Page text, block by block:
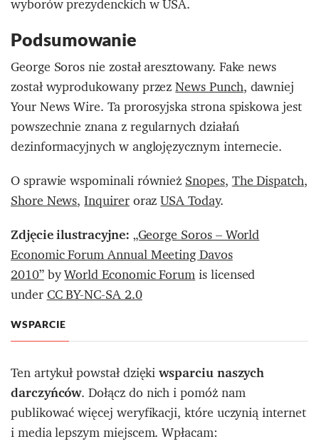
Podsumowanie
George Soros nie został aresztowany. Fake news
został wyprodukowany przezNews Punch, dawniej
Your News Wire. Ta prorosyjska strona spiskowa jest
powszechnie znana z regularnych działań
dezinformacyjnych w anglojęzycznym internecie.
O sprawie wspominali równieżSnopes,The Dispatch,
Shore News,InquirerorazUSA Today.
Zdjęcie ilustracyjne:„George Soros – World
Economic Forum Annual Meeting Davos
2010”byWorld Economic Forumis licensed
underCC BY-NC-SA 2.0
WSPARCIE
Ten artykuł powstał dziękiwsparciu naszych
darczyńców. Dołącz do nich i pomóż nam
publikować więcej weryfikacji, które uczynią internet
i media lepszym miejscem. Wpłacam: